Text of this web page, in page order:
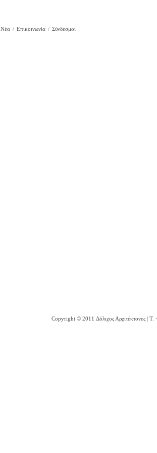
Νέα Επικοινωνία Σύνδεσμοι
Copyright © 2011 Δόλιχος Αρχιτέκτονες |